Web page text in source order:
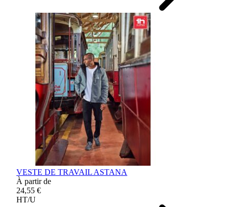
VESTE DE TRAVAIL ASTANA
À partir de
24,55 €
HT/U